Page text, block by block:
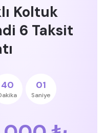
Koltuk
6 Taksit
40 00
Saniye